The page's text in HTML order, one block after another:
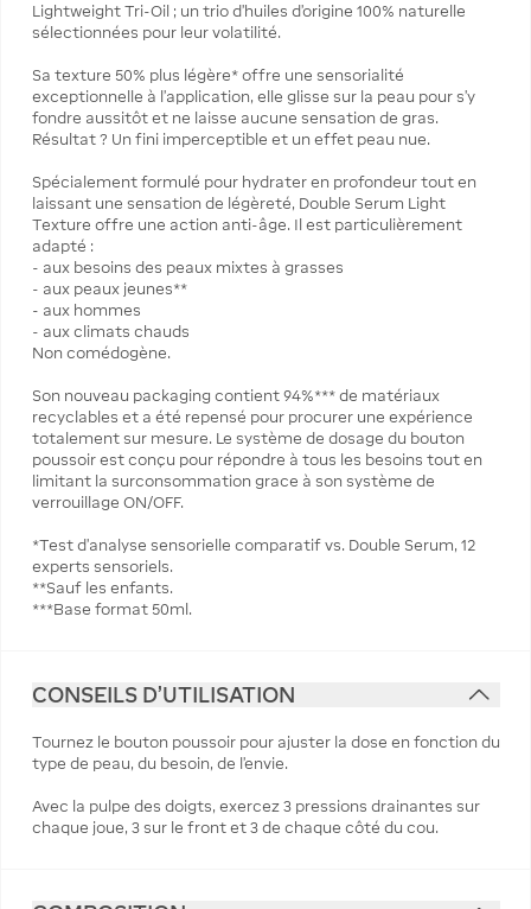
Lightweight Tri-Oil ; un trio d’huiles d’origine 100% naturelle
sélectionnées pour leur volatilité.
Sa texture 50% plus légère* offre une sensorialité
exceptionnelle à l’application, elle glisse sur la peau pour s’y
fondre aussitôt et ne laisse aucune sensation de gras.
Résultat ? Un fini imperceptible et un effet peau nue.
Spécialement formulé pour hydrater en profondeur tout en
laissant une sensation de légèreté, Double Serum Light
Texture offre une action anti-âge. Il est particulièrement
adapté :
- aux besoins des peaux mixtes à grasses
- aux peaux jeunes**
- aux hommes
- aux climats chauds
Non comédogène.
Son nouveau packaging contient 94%*** de matériaux
recyclables et a été repensé pour procurer une expérience
totalement sur mesure. Le système de dosage du bouton
poussoir est conçu pour répondre à tous les besoins tout en
limitant la surconsommation grace à son système de
verrouillage ON/OFF.
*Test d’analyse sensorielle comparatif vs. Double Serum, 12
experts sensoriels.
**Sauf les enfants.
***Base format 50ml.
CONSEILS D'UTILISATION
Tournez le bouton poussoir pour ajuster la dose en fonction du
type de peau, du besoin, de l'envie.
Avec la pulpe des doigts, exercez 3 pressions drainantes sur
chaque joue, 3 sur le front et 3 de chaque côté du cou.